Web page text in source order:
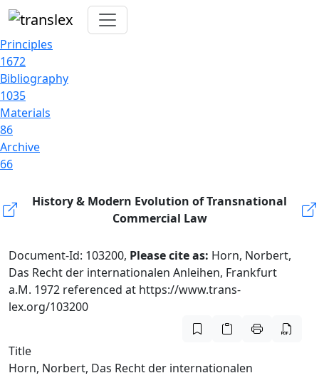
Principles
1672
Bibliography
1035
Materials
86
Archive
66
History & Modern Evolution of Transnational
Commercial Law
Document-Id: 103200, Please cite as: Horn, Norbert,
Das Recht der internationalen Anleihen, Frankfurt
a.M. 1972 referenced at https://www.trans-
lex.org/103200
Title
Horn, Norbert, Das Recht der internationalen